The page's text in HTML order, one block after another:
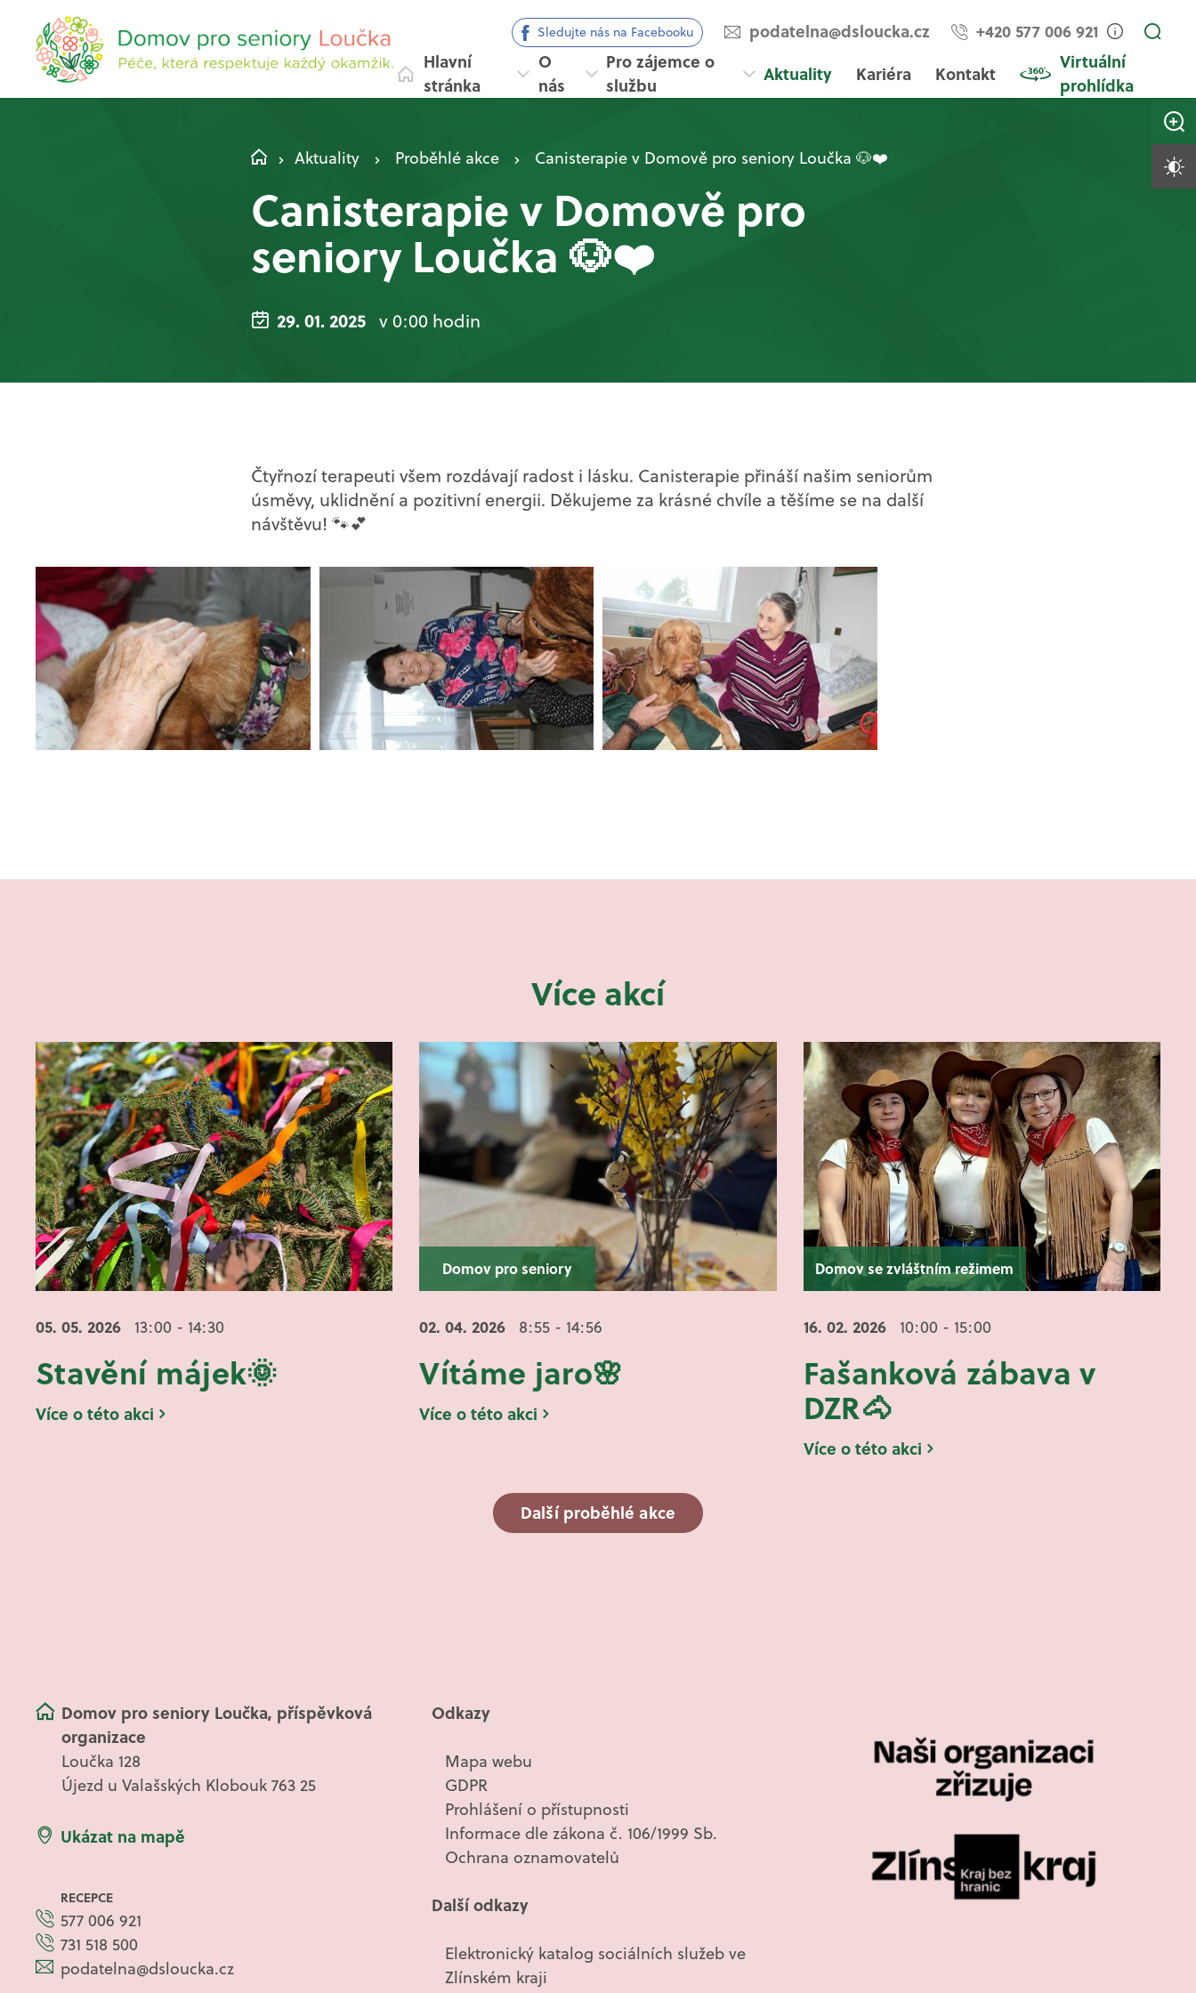
Sledujte nás na Facebooku podatelna@dsloucka.cz
+420 577 006 921
Hlavní
stránka
O
nás
Pro zájemce o
službu
Aktuality Kariéra Kontakt
Virtuální
prohlídka
Aktuality Proběhlé akce Canisterapie v Domově pro seniory Loučka 🐶❤️
Canisterapie v Domově pro
seniory Loučka 🐶❤️
29. 01. 2025 v 0:00 hodin
Čtyřnozí terapeuti všem rozdávají radost i lásku. Canisterapie přináší našim seniorům
úsměvy, uklidnění a pozitivní energii. Děkujeme za krásné chvíle a těšíme se na další
návštěvu! 🐾💕
Více akcí
05. 05. 2026 13:00 - 14:30
Stavění májek🌞
Více o této akci
Domov pro seniory
02. 04. 2026 8:55 - 14:56
Vítáme jaro🌸
Více o této akci
Domov se zvláštním režimem
16. 02. 2026 10:00 - 15:00
Fašanková zábava v
DZR🐴
Více o této akci
Další proběhlé akce
Domov pro seniory Loučka, příspěvková
organizace
Loučka 128
Újezd u Valašských Klobouk 763 25
Ukázat na mapě
RECEPCE
577 006 921
731 518 500
podatelna@dsloucka.cz
Odkazy
Mapa webu
GDPR
Prohlášení o přístupnosti
Informace dle zákona č. 106/1999 Sb.
Ochrana oznamovatelů
Další odkazy
Elektronický katalog sociálních služeb ve
Zlínském kraji